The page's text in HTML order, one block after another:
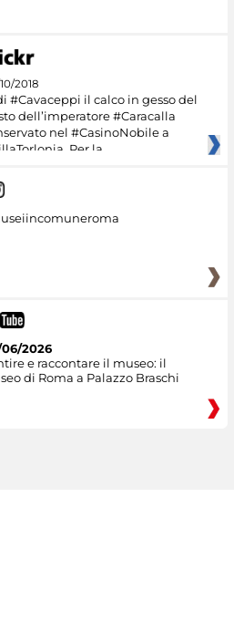
2018
#Cavaceppi il calco in gesso del
dell’imperatore #Caracalla
nel #CasinoNobile a
Per la
2026
e raccontare il museo: il
di Roma a Palazzo Braschi